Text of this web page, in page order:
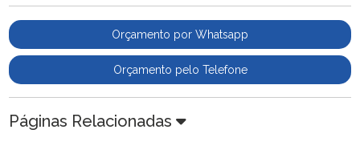
Orçamento por Whatsapp
Orçamento pelo Telefone
Páginas Relacionadas